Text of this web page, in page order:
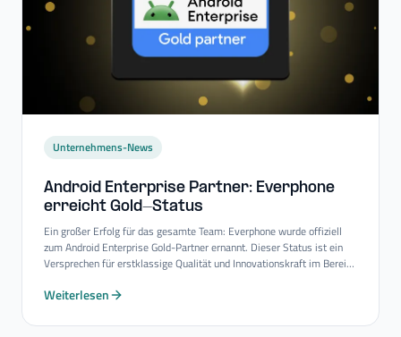
Unternehmens-News
Android Enterprise Partner: Everphone
erreicht Gold-​Status
Ein großer Erfolg für das gesamte Team: Everphone wurde offiziell
zum Android Enterprise Gold-Partner ernannt. Dieser Status ist ein
Versprechen für erstklassige Qualität und Innovationskraft im Bereich
Weiterlesen